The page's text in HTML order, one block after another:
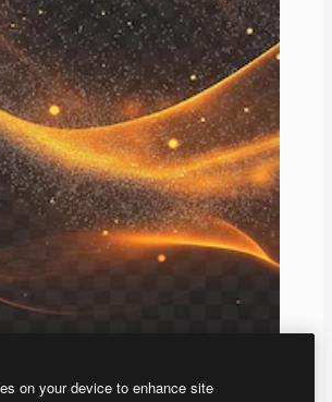
on your device to enhance site